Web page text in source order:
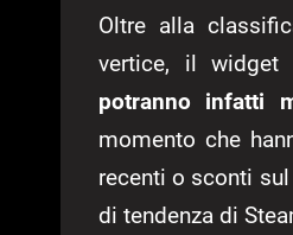
Oltre alla
vertice, il widget
potranno infatti
momento che
recenti o sconti
di tendenza di